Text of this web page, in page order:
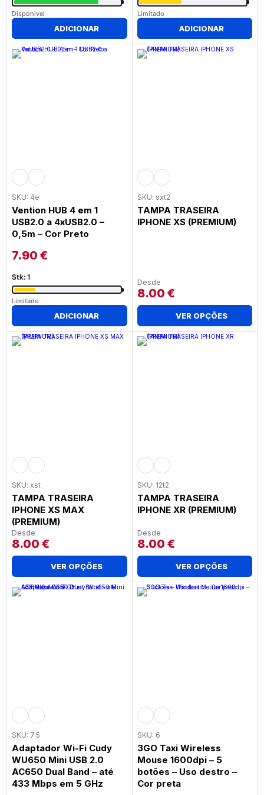
Disponivel
ADICIONAR
Limitado
ADICIONAR
SKU: 4e
Vention HUB 4 em 1
USB2.0 a 4xUSB2.0 –
0,5m – Cor Preto
7.90 €
Stk: 1
Limitado
ADICIONAR
SKU: sxt2
TAMPA TRASEIRA
IPHONE XS (PREMIUM)
Desde
8.00 €
VER OPÇÕES
SKU: xst
TAMPA TRASEIRA
IPHONE XS MAX
(PREMIUM)
Desde
8.00 €
VER OPÇÕES
SKU: 12t2
TAMPA TRASEIRA
IPHONE XR (PREMIUM)
Desde
8.00 €
VER OPÇÕES
SKU: 7.5
Adaptador Wi-Fi Cudy
WU650 Mini USB 2.0
AC650 Dual Band – até
433 Mbps em 5 GHz
SKU: 6
3GO Taxi Wireless
Mouse 1600dpi – 5
botões – Uso destro –
Cor preta